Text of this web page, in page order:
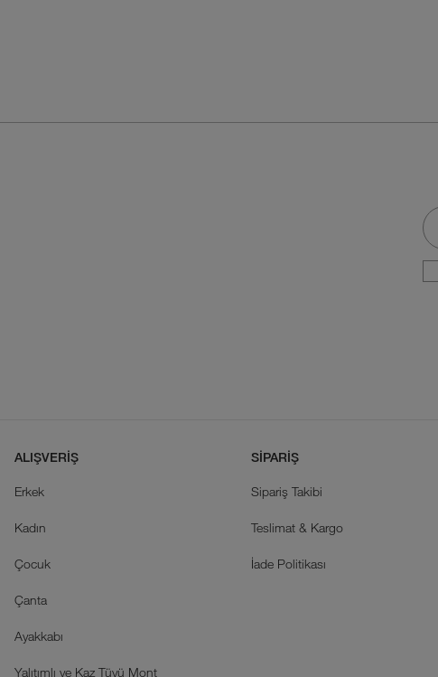
ALIŞVERİŞ
Erkek
Kadın
Çocuk
Çanta
Ayakkabı
Yalıtımlı ve Kaz Tüyü Mont
SİPARİŞ
Sipariş Takibi
Teslimat & Kargo
İade Politikası